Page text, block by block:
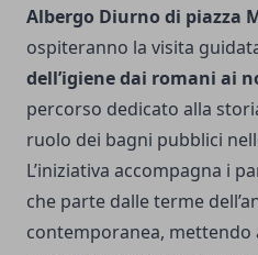
Albergo Diurno di piazza
ospiteranno la visita
dell’igiene dai romani ai
percorso dedicato alla
ruolo dei bagni pubblici
L’iniziativa accompagna i
che parte dalle terme
contemporanea,